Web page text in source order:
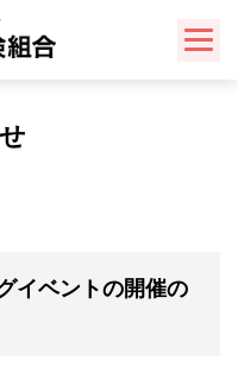
イベントの開催の